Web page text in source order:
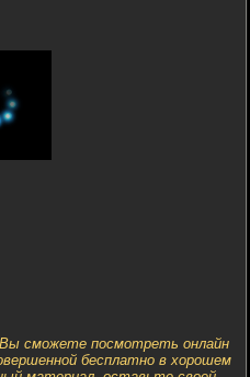
сможете посмотреть онлайн
бесплатно в хорошем